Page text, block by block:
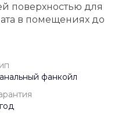
поверхностью для
в помещениях до
фанкойл